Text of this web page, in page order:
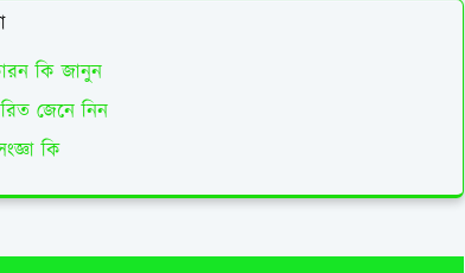
কি জানুন
জেনে নিন
কি